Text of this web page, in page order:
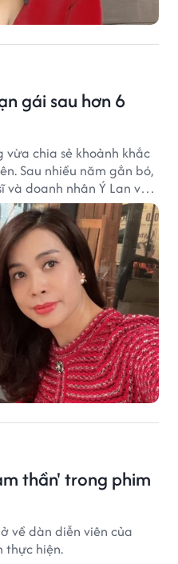
gái sau hơn 6
vừa chia sẻ khoảnh khắc
Sau nhiều năm gắn bó,
và doanh nhân Ý Lan vẫn
chúng.
thần' trong phim
về dàn diễn viên của
thực hiện.